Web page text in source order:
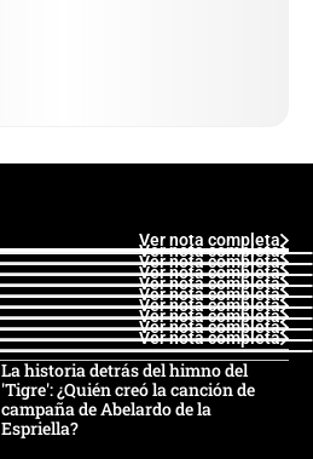
Ver nota completa
Ver nota completa
Ver nota completa
Ver nota completa
Ver nota completa
Ver nota completa
Ver nota completa
Ver nota completa
Ver nota completa
Ver nota completa
La historia detrás del himno del
'Tigre': ¿Quién creó la canción de
campaña de Abelardo de la
Espriella?